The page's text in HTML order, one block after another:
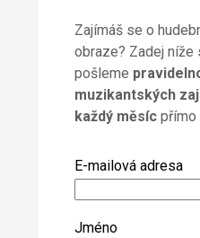
Zajímáš se o
obraze? Zadej níže
pošleme
muzikantských
každý měsícpřímo
E-mailová adresa
Jméno